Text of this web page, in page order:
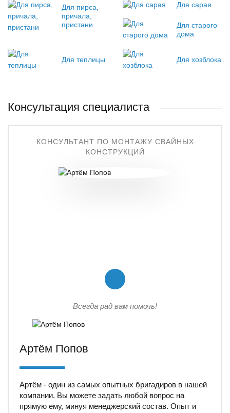
Для пирса,
причала,
пристани
Для сарая
Для старого
дома
Для теплицы Для хозблока
Консультация специалиста
КОНСУЛЬТАНТ ПО МОНТАЖУ СВАЙНЫХ
КОНСТРУКЦИЙ
Всегда рад вам помочь!
Артём Попов
Артём - один из самых опытных бригадиров в нашей
компании. Вы можете задать любой вопрос на
прямую ему, минуя менеджерский состав. Опыт и